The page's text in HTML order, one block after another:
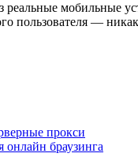
реальные мобильные
пользователя —
прокси
онлайн браузинга